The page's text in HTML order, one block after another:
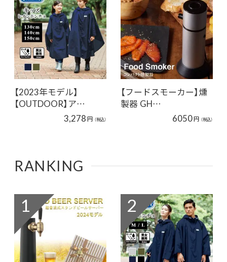
【2023年モデル】
【OUTDOOR】ア…
3,278 円 （税込）
【フードスモーカー】燻
製器 GH…
6050円 （税込）
RANKING
1 2